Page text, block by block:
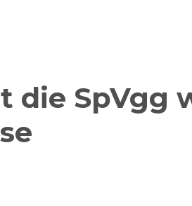
die SpVgg